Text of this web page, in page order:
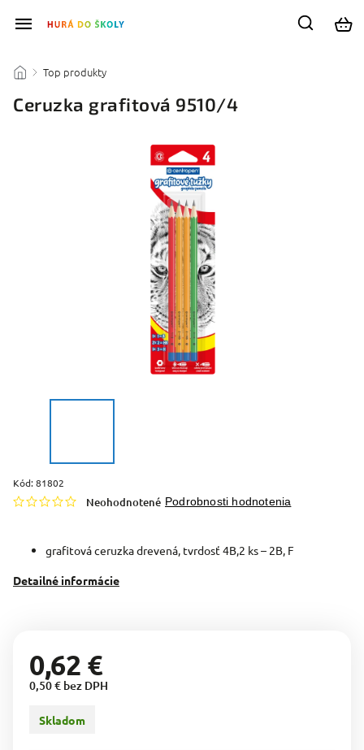
/ Top produkty
Ceruzka grafitová 9510/4
Kód:81802
Neohodnotené Podrobnosti hodnotenia
grafitová ceruzka drevená, tvrdosť 4B,2 ks – 2B, F
Detailné informácie
0,62 €
0,50 € bez DPH
Skladom